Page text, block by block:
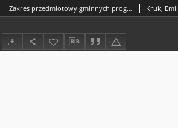
Zakres przedmiotowy gminnych programów opieki nad zwierzętami bezdomnymi oraz zapobiegania bezdomności zwierząt. Wybrane zagadnienia Kruk, Emil